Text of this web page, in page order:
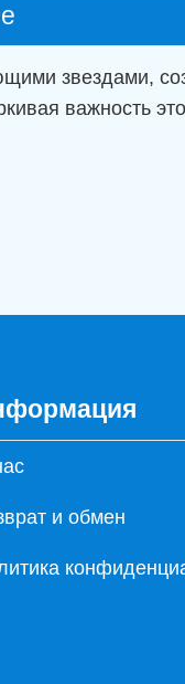
звездами,
важность
и обмен